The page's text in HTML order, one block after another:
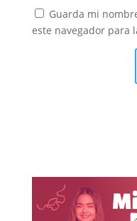
Guarda mi
este navegador para